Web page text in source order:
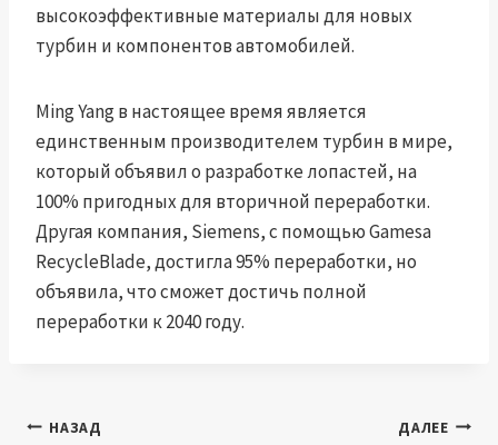
высокоэффективные материалы для новых
турбин и компонентов автомобилей.
Ming Yang в настоящее время является
единственным производителем турбин в мире,
который объявил о разработке лопастей, на
100% пригодных для вторичной переработки.
Другая компания, Siemens, с помощью Gamesa
RecycleBlade, достигла 95% переработки, но
объявила, что сможет достичь полной
переработки к 2040 году.
Навигация
НАЗАД ДАЛЕЕ